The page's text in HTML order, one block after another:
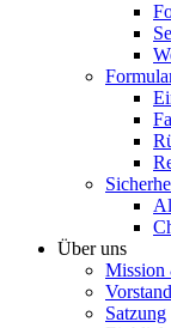
Über uns
Mission
Vorstand
Satzung